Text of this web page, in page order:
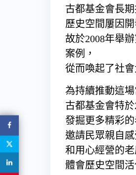
古都基金會長
歷史空間屢因
故於2008年舉
案例，
從而喚起了社
為持續推動這
古都基金會特
發掘更多精彩的
邀請民眾親自
和用心經營的
體會歷史空間